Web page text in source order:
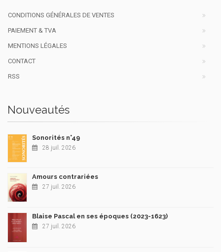
CONDITIONS GÉNÉRALES DE VENTES
PAIEMENT & TVA
MENTIONS LÉGALES
CONTACT
RSS
Nouveautés
Sonorités n°49
28 juil. 2026
Amours contrariées
27 juil. 2026
Blaise Pascal en ses époques (2023-1623)
27 juil. 2026